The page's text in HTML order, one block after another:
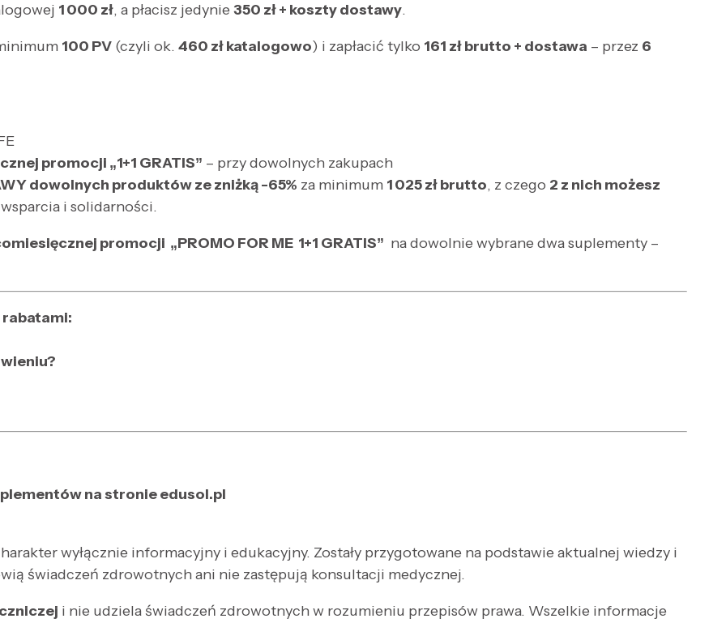
1000 zł, a płacisz jedynie 350 zł + koszty dostawy.
100 PV (czyli ok. 460 zł katalogowo) i zapłacić tylko 161 zł brutto + dostawa – przez 6
promocji „1+1 GRATIS” – przy dowolnych zakupach
dowolnych produktów ze zniżką -65% za minimum 1025 złbrutto, z czego 2 z nich możesz
i solidarności.
promocji „PROMO FOR ME 1+1 GRATIS” na dowolnie wybrane dwa suplementy –
rabatami:
na stronie edusol.pl
wyłącznie informacyjny i edukacyjny. Zostały przygotowane na podstawie aktualnej wiedzy i
świadczeń zdrowotnych ani nie zastępują konsultacji medycznej.
i nie udziela świadczeń zdrowotnych w rozumieniu przepisów prawa. Wszelkie informacje